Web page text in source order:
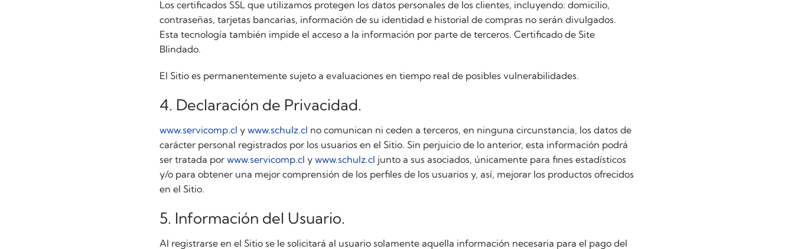
Los certificados SSL que utilizamos protegen los datos personales de los clientes, incluyendo: domicilio,
contraseñas, tarjetas bancarias, información de su identidad e historial de compras no serán divulgados.
Esta tecnología también impide el acceso a la información por parte de terceros. Certificado de Site
Blindado.
El Sitio es permanentemente sujeto a evaluaciones en tiempo real de posibles vulnerabilidades.
4. Declaración de Privacidad.
www.servicomp.cl ywww.schulz.cl no comunican ni ceden a terceros, en ninguna circunstancia, los datos de
carácter personal registrados por los usuarios en el Sitio. Sin perjuicio de lo anterior, esta información podrá
ser tratada porwww.servicomp.cl ywww.schulz.cl junto a sus asociados, únicamente para fines estadísticos
y/o para obtener una mejor comprensión de los perfiles de los usuarios y, así, mejorar los productos ofrecidos
en el Sitio.
5. Información del Usuario.
Al registrarse en el Sitio se le solicitará al usuario solamente aquella información necesaria para el pago del